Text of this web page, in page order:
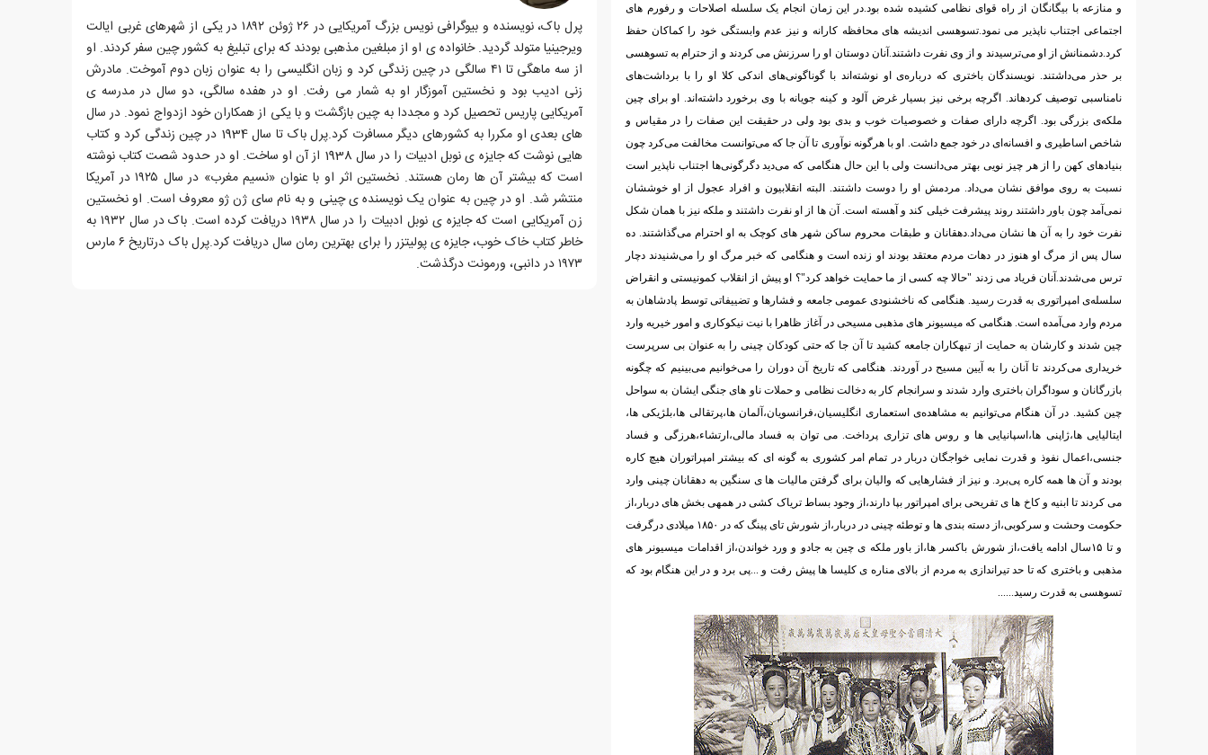
و منازعه با بیگانگان از راه قوای نظامی کشیده شده بود.در این زمان انجام یک سلسله اصلاحات و رفورم های
اجتماعی اجتناب ناپذیر می نمود.تسوهسی اندیشه های محافظه کارانه و نیز عدم وابستگی خود را کماکان حفظ
کرد.دشمنانش از او می‌ترسیدند و از وی نفرت داشتند.آنان دوستان او را سرزنش می کردند و از حترام به تسوهسی
بر حذر می‌داشتند. نویسندگان باختری که درباره‌ی او نوشته‌اند با گوناگونی‌های اندکی کلا او را با برداشت‌های
نامناسبی توصیف کردهاند. اگرچه برخی نیز بسیار غرض آلود و کینه جویانه با وی برخورد داشته‌اند. او برای چین
ملکه‌ی بزرگی بود. اگرچه دارای صفات و خصوصیات خوب و بدی بود ولی در حقیقت این صفات را در مقیاس و
شاخص اساطیری و افسانه‌ای در خود جمع داشت. او با هرگونه نوآوری تا آن جا که می‌توانست مخالفت می‌کرد چون
بنیاد‌های کهن را از هر چیز نویی بهتر می‌دانست ولی با این حال هنگامی که می‌دید دگرگونی‌ها اجتناب ناپذیر است
نسبت به روی موافق نشان می‌داد. مردمش او را دوست داشتند. البته انقلابیون و افراد عجول از او خوششان
نمی‌آمد چون باور داشتند روند پیشرفت خیلی کند و آهسته است. آن ها از او نفرت داشتند و ملکه نیز با همان شکل
نفرت خود را به آن ها نشان می‌داد.دهقانان و طبقات محروم ساکن شهر های کوچک به او احترام می‌گذاشتند. ده
سال پس از مرگ او هنوز در دهات مردم معتقد بودند او زنده است و هنگامی که خبر مرگ او را می‌شنیدند دچار
ترس می‌شدند.آنان فریاد می زدند "حالا چه کسی از ما حمایت خواهد کرد"؟ او پیش از انقلاب کمونیستی و انقراض
سلسله‌ی امپراتوری به قدرت رسید. هنگامی که ناخشنودی عمومی جامعه و فشار‌ها و تضییفاتی توسط پادشاهان به
مردم وارد می‌آمده است. هنگامی که میسیونر های مذهبی مسیحی در آغاز ظاهرا با نیت نیکوکاری و امور خیریه وارد
چین شدند و کارشان به حمایت از تبهکاران جامعه کشید تا آن جا که حتی کودکان چینی را به عنوان بی سرپرست
خریداری می‌کردند تا آنان را به آیین مسیح در آوردند. هنگامی که تاریخ آن دوران را می‌خوانیم می‌بینیم که چگونه
بازرگانان و سوداگران باختری وارد شدند و سرانجام کار به دخالت نظامی و حملات ناو های جنگی ایشان به سواحل
چین کشید. در آن هنگام می‌توانیم به مشاهده‌ی استعماری انگلیسیان،فرانسویان،آلمان ها،پرتقالی ها،بلژیکی ها،
ایتالیایی ها،ژاپنی ها،اسپانیایی ها و روس های تزاری پرداخت. می توان به فساد مالی،ارتشاء،هرزگی و فساد
جنسی،اعمال نفوذ و قدرت نمایی خواجگان دربار در تمام امر کشوری به گونه ای که بیشتر امپراتوران هیچ کاره
بودند و آن ها همه کاره پی‌برد. و نیز از فشار‌هایی که والیان برای گرفتن مالیات ها ی سنگین به دهقانان چینی وارد
می کردند تا ابنیه و کاخ ها ی تفریحی برای امپراتور بپا دارند،از وجود بساط تریاک کشی در همهی بخش های دربار،از
حکومت وحشت و سرکوبی،از دسته بندی ها و توطئه چینی در دربار،از شورش تای پینگ که در ۱۸۵۰ میلادی درگرفت
و تا ۱۵سال ادامه یافت،از شورش باکسر ها،از باور ملکه ی چین به جادو و ورد خواندن،از اقدامات میسیونر های
مذهبی و باختری که تا حد تیراندازی به مردم از بالای مناره ی کلیسا ها پیش رفت و ...پی برد و در این هنگام بود که
تسوهسی به قدرت رسید......
پرل باک، نویسنده و بیوگرافی نویس بزرگ آمریکایی در ۲۶ ژوئن ۱۸۹۲ در یکی از شهرهای غربی ایالت
ویرجینیا متولد گردید. خانواده ی او از مبلغین مذهبی بودند که برای تبلیغ به کشور چین سفر کردند. او
از سه ماهگی تا ۴۱ سالگی در چین زندگی کرد و زبان انگلیسی را به عنوان زبان دوم آموخت. مادرش
زنی ادیب بود و نخستین آموزگار او به شمار می رفت. او در هفده سالگی، دو سال در مدرسه ی
آمریکایی پاریس تحصیل کرد و مجددا به چین بازگشت و با یکی از همکاران خود ازدواج نمود. در سال
های بعدی او مکررا به کشورهای دیگر مسافرت کرد.پرل باک تا سال 1934 در چین زندگی کرد و کتاب
هایی نوشت که جایزه ی نوبل ادبیات را در سال 1938 از آن او ساخت. او در حدود شصت کتاب نوشته
است که بیشتر آن ها رمان هستند. نخستین اثر او با عنوان «نسیم مغرب» در سال ۱۹۲۵ در آمریکا
منتشر شد. او در چین به عنوان یک نویسنده ی چینی و به نام سای ژن ژو معروف است. او نخستین
زن آمریکایی است که جایزه ی نوبل ادبیات را در سال ۱۹۳۸ دریافت کرده است. باک در سال ۱۹۳۲ به
خاطر کتاب خاک خوب، جایزه ی پولیتزر را برای بهترین رمان سال دریافت کرد.پرل باک درتاریخ ۶ مارس
۱۹۷۳ در دانبی، ورمونت درگذشت.